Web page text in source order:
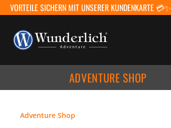
VORTEILE SICHERN MIT UNSERER KUNDENKARTE 💳✨
ADVENTURE SHOP
Adventure Shop